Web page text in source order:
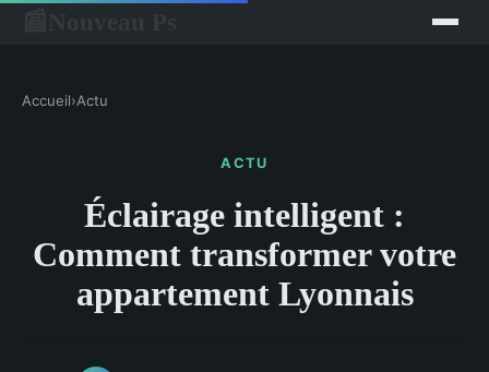
Accueil›Actu
ACTU
Éclairage intelligent :
Comment transformer votre
appartement Lyonnais